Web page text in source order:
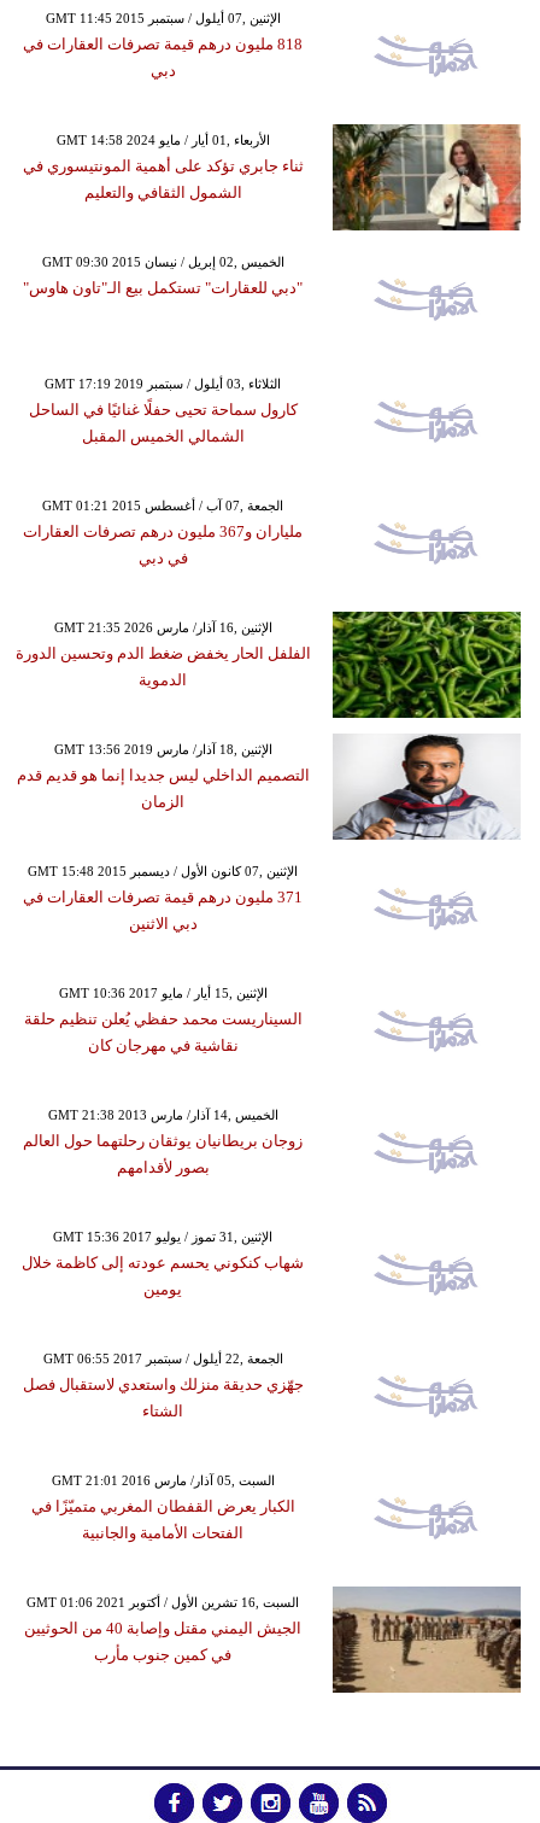
GMT 11:45 2015 الإثنين ,07 أيلول / سبتمبر
818 مليون درهم قيمة تصرفات العقارات في
دبي
GMT 14:58 2024 الأربعاء ,01 أيار / مايو
ثناء جابري تؤكد على أهمية المونتيسوري في
الشمول الثقافي والتعليم
GMT 09:30 2015 الخميس ,02 إبريل / نيسان
"دبي للعقارات" تستكمل بيع الـ"تاون هاوس"
GMT 17:19 2019 الثلاثاء ,03 أيلول / سبتمبر
كارول سماحة تحيى حفلًا غنائيًا في الساحل
الشمالي الخميس المقبل
GMT 01:21 2015 الجمعة ,07 آب / أغسطس
ملياران و367 مليون درهم تصرفات العقارات
في دبي
GMT 21:35 2026 الإثنين ,16 آذار/ مارس
الفلفل الحار يخفض ضغط الدم وتحسين الدورة
الدموية
GMT 13:56 2019 الإثنين ,18 آذار/ مارس
التصميم الداخلي ليس جديدا إنما هو قديم قدم
الزمان
GMT 15:48 2015 الإثنين ,07 كانون الأول / ديسمبر
371 مليون درهم قيمة تصرفات العقارات في
دبي الاثنين
GMT 10:36 2017 الإثنين ,15 أيار / مايو
السيناريست محمد حفظي يُعلن تنظيم حلقة
نقاشية في مهرجان كان
GMT 21:38 2013 الخميس ,14 آذار/ مارس
زوجان بريطانيان يوثقان رحلتهما حول العالم
بصور لأقدامهم
GMT 15:36 2017 الإثنين ,31 تموز / يوليو
شهاب كنكوني يحسم عودته إلى كاظمة خلال
يومين
GMT 06:55 2017 الجمعة ,22 أيلول / سبتمبر
جهّزي حديقة منزلك واستعدي لاستقبال فصل
الشتاء
GMT 21:01 2016 السبت ,05 آذار/ مارس
الكبار يعرض القفطان المغربي متميّزًا في
الفتحات الأمامية والجانبية
GMT 01:06 2021 السبت ,16 تشرين الأول / أكتوبر
الجيش اليمني مقتل وإصابة 40 من الحوثيين
في كمين جنوب مأرب